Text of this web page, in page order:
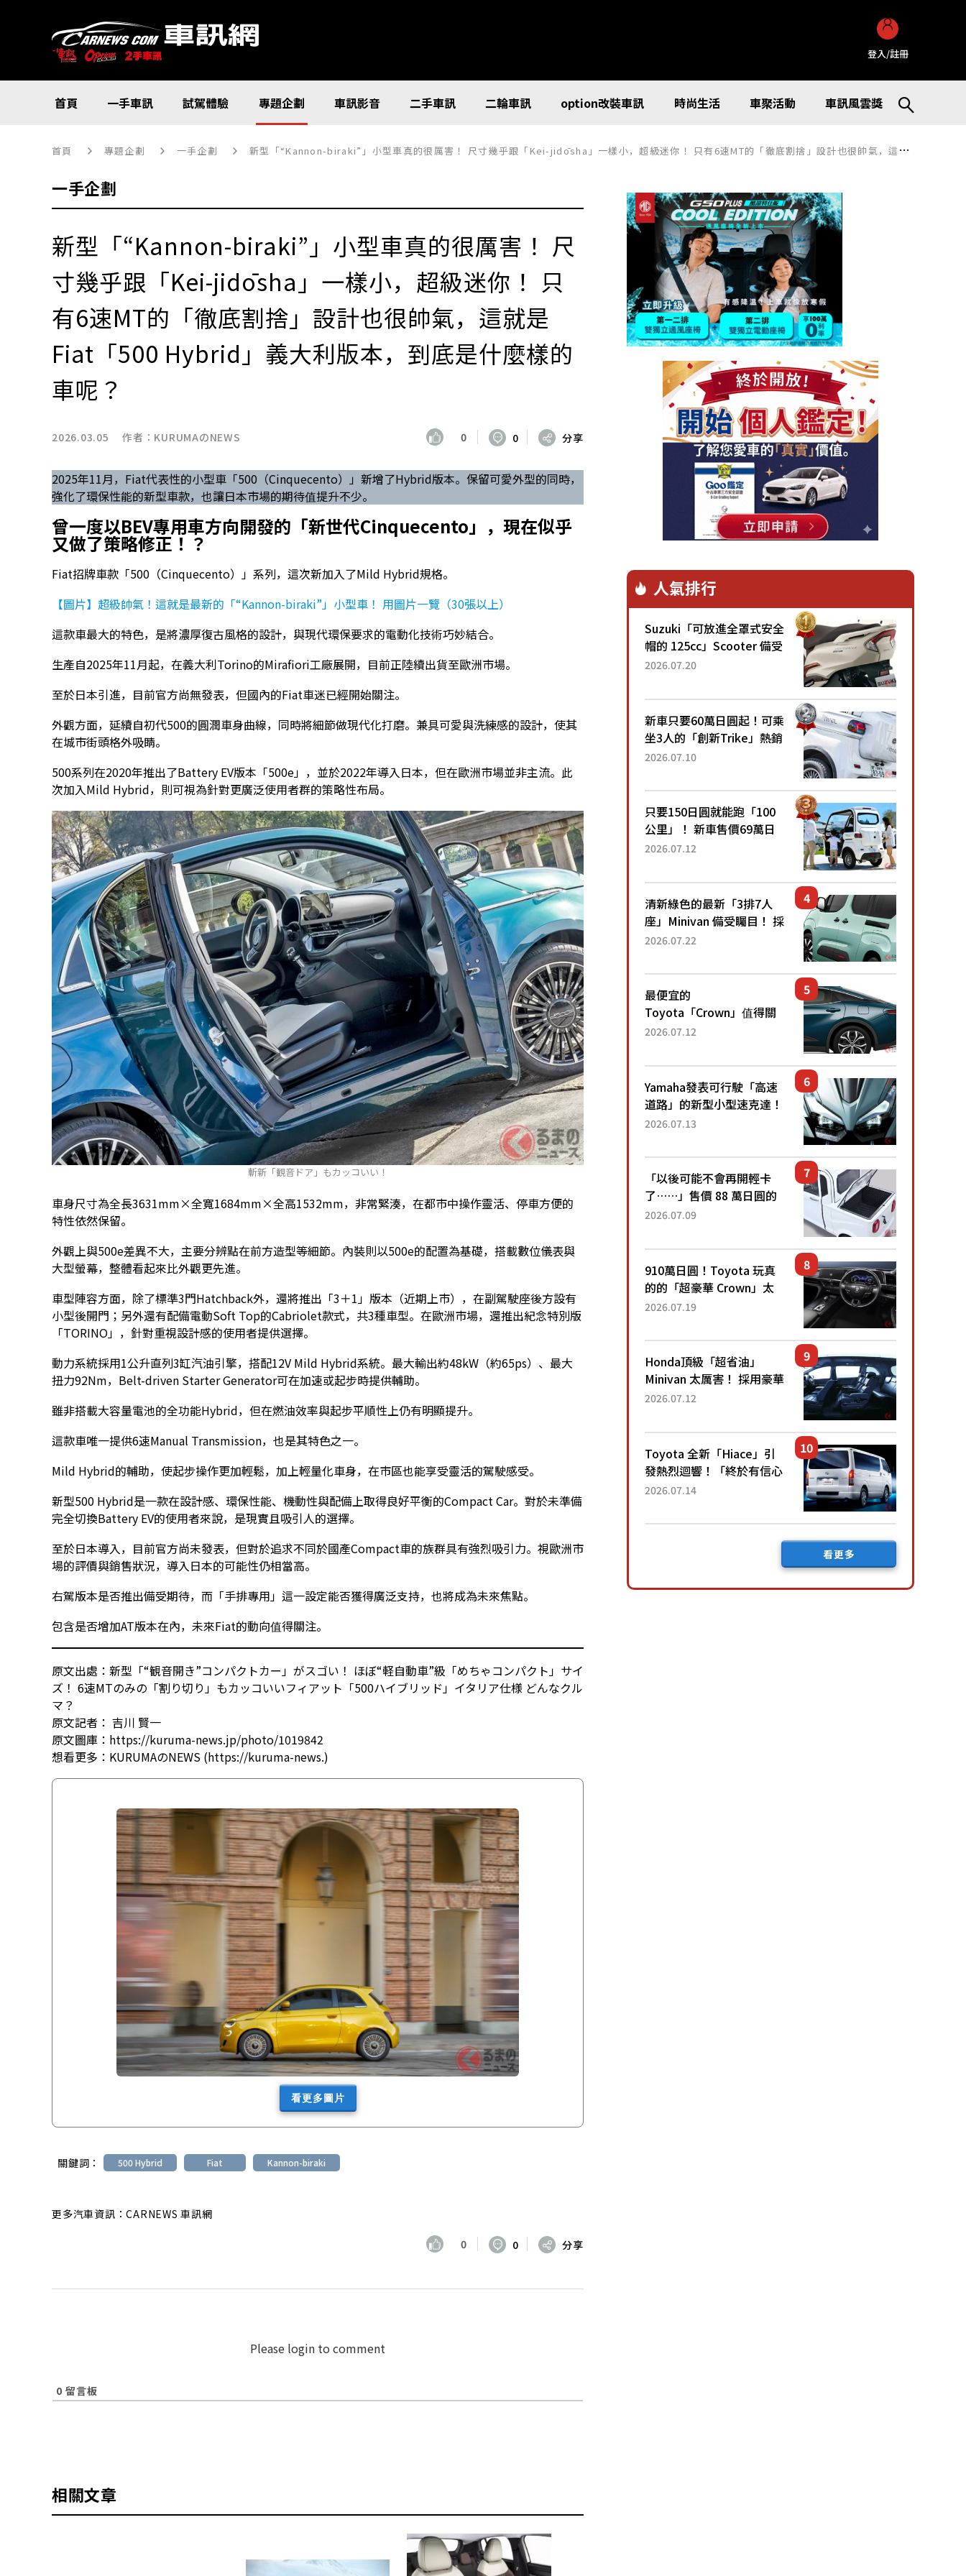
登入/註冊
首頁 一手車訊 試駕體驗 專題企劃 車訊影音 二手車訊 二輪車訊 option改裝車訊 時尚生活 車聚活動 車訊風雲獎
首頁 專題企劃 一手企劃 新型「“Kannon-biraki”」小型車真的很厲害！ 尺寸幾乎跟「Kei-jidōsha」一樣小，超級迷你！ 只有6速MT的「徹底割捨」設計也很帥氣，這就是Fiat「500 Hybrid」義大利版本，到底是什麼樣的車呢？
一手企劃
新型「“Kannon-biraki”」小型車真的很厲害！ 尺
寸幾乎跟「Kei-jidōsha」一樣小，超級迷你！ 只
有6速MT的「徹底割捨」設計也很帥氣，這就是
Fiat「500 Hybrid」義大利版本，到底是什麼樣的
車呢？
2026.03.05 作者： KURUMAのNEWS 0 0 分享
2025年11月，Fiat代表性的小型車「500（Cinquecento）」新增了Hybrid版本。保留可愛外型的同時，
強化了環保性能的新型車款，也讓日本市場的期待值提升不少。
曾一度以BEV專用車方向開發的「新世代Cinquecento」，現在似乎
又做了策略修正！？
Fiat招牌車款「500（Cinquecento）」系列，這次新加入了Mild Hybrid規格。
【圖片】超級帥氣！這就是最新的「“Kannon-biraki”」小型車！ 用圖片一覽（30張以上）
這款車最大的特色，是將濃厚復古風格的設計，與現代環保要求的電動化技術巧妙結合。
生產自2025年11月起，在義大利Torino的Mirafiori工廠展開，目前正陸續出貨至歐洲市場。
至於日本引進，目前官方尚無發表，但國內的Fiat車迷已經開始關注。
外觀方面，延續自初代500的圓潤車身曲線，同時將細節做現代化打磨。兼具可愛與洗練感的設計，使其
在城市街頭格外吸睛。
500系列在2020年推出了Battery EV版本「500e」，並於2022年導入日本，但在歐洲市場並非主流。此
次加入Mild Hybrid，則可視為針對更廣泛使用者群的策略性布局。
斬新「観音ドア」もカッコいい！
車身尺寸為全長3631mm×全寬1684mm×全高1532mm，非常緊湊，在都市中操作靈活、停車方便的
特性依然保留。
外觀上與500e差異不大，主要分辨點在前方造型等細節。內裝則以500e的配置為基礎，搭載數位儀表與
大型螢幕，整體看起來比外觀更先進。
車型陣容方面，除了標準3門Hatchback外，還將推出「3＋1」版本（近期上市），在副駕駛座後方設有
小型後開門；另外還有配備電動Soft Top的Cabriolet款式，共3種車型。在歐洲市場，還推出紀念特別版
「TORINO」，針對重視設計感的使用者提供選擇。
動力系統採用1公升直列3缸汽油引擎，搭配12V Mild Hybrid系統。最大輸出約48kW（約65ps）、最大
扭力92Nm，Belt-driven Starter Generator可在加速或起步時提供輔助。
雖非搭載大容量電池的全功能Hybrid，但在燃油效率與起步平順性上仍有明顯提升。
這款車唯一提供6速Manual Transmission，也是其特色之一。
Mild Hybrid的輔助，使起步操作更加輕鬆，加上輕量化車身，在市區也能享受靈活的駕駛感受。
新型500 Hybrid是一款在設計感、環保性能、機動性與配備上取得良好平衡的Compact Car。對於未準備
完全切換Battery EV的使用者來說，是現實且吸引人的選擇。
至於日本導入，目前官方尚未發表，但對於追求不同於國產Compact車的族群具有強烈吸引力。視歐洲市
場的評價與銷售狀況，導入日本的可能性仍相當高。
右駕版本是否推出備受期待，而「手排專用」這一設定能否獲得廣泛支持，也將成為未來焦點。
包含是否增加AT版本在內，未來Fiat的動向值得關注。
原文出處： 新型「“観音開き”コンパクトカー」がスゴい！ ほぼ“軽自動車”級「めちゃコンパクト」サイ
ズ！ 6速MTのみの「割り切り」もカッコいいフィアット「500ハイブリッド」イタリア仕様 どんなクル
マ？
原文記者： 吉川 賢一
原文圖庫： https://kuruma-news.jp/photo/1019842
想看更多： KURUMAのNEWS (https://kuruma-news.)
看更多圖片
關鍵詞： 500 Hybrid Fiat Kannon-biraki
更多汽車資訊：CARNEWS 車訊網
0 0 分享
Please login to comment
0 留言板
相關文章
人氣排行
Suzuki「可放進全罩式安全
帽的 125cc」Scooter 備受
矚目！採用全新流線設計與
已陸續開始出口的新款
「B...
2026.07.20
新車只要60萬日圓起！可乘
坐3人的「創新Trike」熱銷
大賣成為人氣車款！「養車
日圓就能跑100公里」「小
朋友坐得...
2026.07.10
只要150日圓就能跑「100
公里」！ 新車售價69萬日
圓的「3人座」Trike大受歡
為何能迅速熱賣？
2026.07.12
清新綠色的最新「3排7人
座」Minivan 備受矚目！ 採
用全長4.7公尺剛剛好的車
還推出467萬元日圓起的5
人座版...
2026.07.22
最便宜的
Toyota「Crown」值得關
注！ 搭載4WD、每公升
眼！ 配備豐富、超越售價
水準，堪稱高CP值代表的
「...
2026.07.12
Yamaha發表可行駛「高速
道路」的新型小型速克達！
搭載能享受超強勁「渦輪
高階「Super Sport」車款
相同的...
2026.07.13
「以後可能不會再開輕卡
了……」售價 88 萬日圓的
「超迷你輕型貨車」引發兩
100 公里！」「免驗車真的
太棒了！...
2026.07.09
910萬日圓！Toyota 玩真
的的「超豪華 Crown」太
厲害了！採用由「匠人技
運動化「底盤設定」！還配
備專屬豪華...
2026.07.19
Honda頂級「超省油」
Minivan 太厲害！ 採用豪華
「真皮座椅」與專屬「黑色
公里，兼具優異節能表現與
舒適「三...
2026.07.12
Toyota 全新「Hiace」引
發熱烈迴響！「終於有信心
下訂了！」「哪個等級交車
後竟然還要等「超過半年」
2026.07.14
看更多